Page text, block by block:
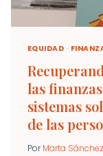
EQUIDAD ·
las
sistemas
de las
Por Marta